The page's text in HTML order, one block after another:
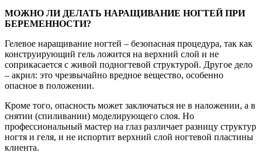
МОЖНО ЛИ ДЕЛАТЬ НАРАЩИВАНИЕ НОГТЕЙ ПРИ
БЕРЕМЕННОСТИ?
Гелевое наращивание ногтей – безопасная процедура, так как
конструирующий гель ложится на верхний слой и не
соприкасается с живой подногтевой структурой. Другое дело
– акрил: это чрезвычайно вредное вещество, особенно
опасное в положении.
Кроме того, опасность может заключаться не в наложении, а в
снятии (спиливании) моделирующего слоя. Но
профессиональный мастер на глаз различает разницу структур
ногтя и геля, и не испортит верхний слой ногтевой пластины
клиента.